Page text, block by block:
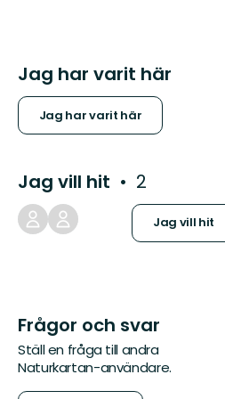
Jag har varit här
Jag har varit här
Jag vill hit 2
Jag vill hit
Frågor och svar
Ställ en fråga till andra
Naturkartan-användare.